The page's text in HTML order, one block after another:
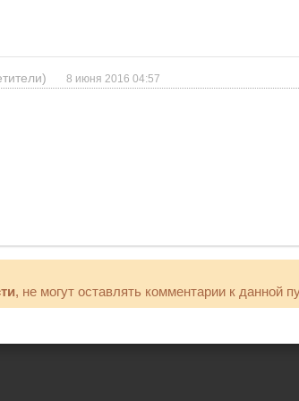
8 июня 2016 04:57
, не могут оставлять комментарии к данной